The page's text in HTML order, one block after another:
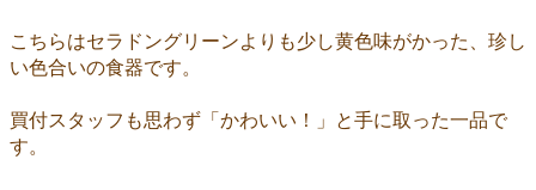
こちらはセラドングリーンよりも少し黄色味がかった、珍し
い色合いの食器です。
買付スタッフも思わず「かわいい！」と手に取った一品で
す。